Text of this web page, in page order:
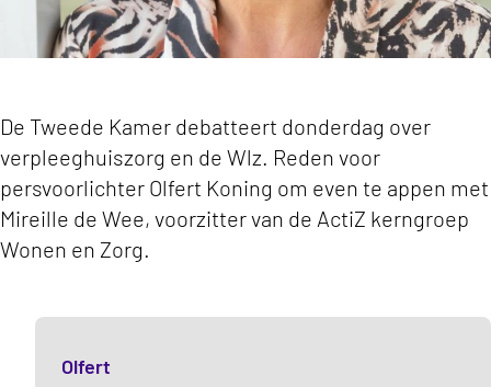
De Tweede Kamer debatteert donderdag over
verpleeghuiszorg en de Wlz. Reden voor
persvoorlichter Olfert Koning om even te appen met
Mireille de Wee, voorzitter van de ActiZ kerngroep
Wonen en Zorg.
Olfert